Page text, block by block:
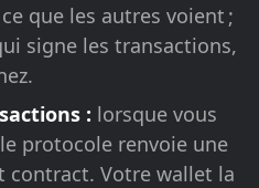
que les autres voient ;
signe les transactions,
: lorsque vous
protocole renvoie une
contract. Votre wallet la